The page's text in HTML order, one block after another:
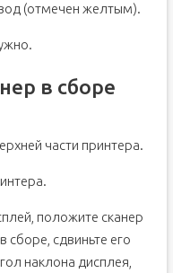
(отмечен желтым).
в сборе
части принтера.
положите сканер
сборе, сдвиньте его
наклона дисплея,